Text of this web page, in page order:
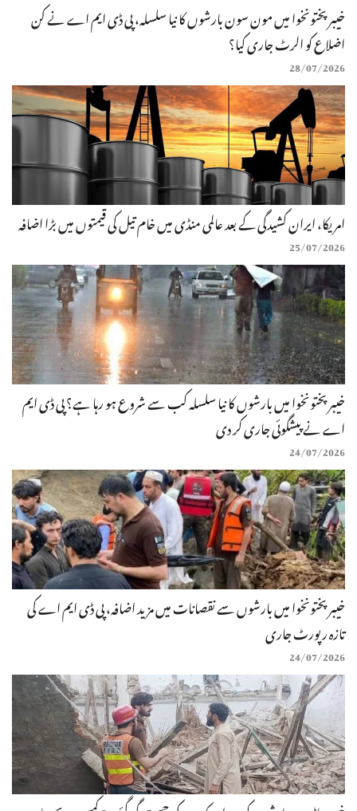
خیبرپختونخوا میں مون سون بارشوں کا نیا سلسلہ، پی ڈی ایم اے نے کن
اضلاع کو الرٹ جاری کیا؟
28/07/2026
امریکا، ایران کشیدگی کے بعد عالمی منڈی میں خام تیل کی قیمتوں میں بڑا اضافہ
25/07/2026
خیبرپختونخوا میں بارشوں کا نیا سلسلہ کب سے شروع ہو رہا ہے؟ پی ڈی ایم
اے نے پیشگوئی جاری کر دی
24/07/2026
خیبرپختونخوا میں بارشوں سے نقصانات میں مزید اضافہ، پی ڈی ایم اے کی
تازہ رپورٹ جاری
24/07/2026